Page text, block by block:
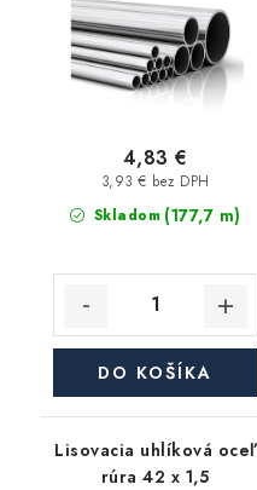
Skladom (177,7 m)
3,93 € bez DPH
4,83 €
DO KOŠÍKA
Lisovacia uhlíková oceľ
rúra 42 x 1,5